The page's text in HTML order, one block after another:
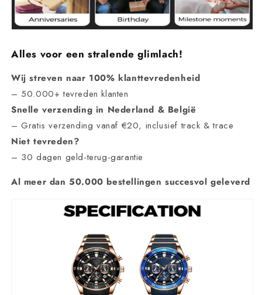
Alles voor een stralende glimlach!
Wij streven naar 100% klanttevredenheid
– 50.000+ tevreden klanten
Snelle verzending in Nederland & België
– Gratis verzending vanaf €20, inclusieftrack & trace
Niet tevreden?
– 30 dagen geld-terug-garantie
Al meer dan 50.000 bestellingen succesvol geleverd